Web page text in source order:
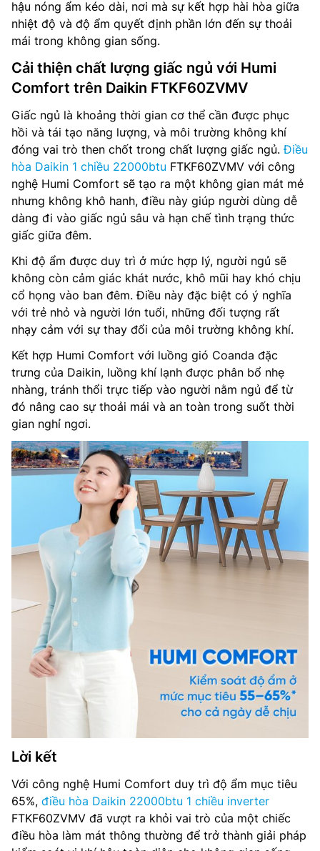
hậu nóng ẩm kéo dài, nơi mà sự kết hợp hài hòa giữa
nhiệt độ và độ ẩm quyết định phần lớn đến sự thoải
mái trong không gian sống.
Cải thiện chất lượng giấc ngủ với Humi
Comfort trên Daikin FTKF60ZVMV
Giấc ngủ là khoảng thời gian cơ thể cần được phục
hồi và tái tạo năng lượng, và môi trường không khí
đóng vai trò then chốt trong chất lượng giấc ngủ.Điều
hòa Daikin 1 chiều 22000btu FTKF60ZVMV với công
nghệ Humi Comfort sẽ tạo ra một không gian mát mẻ
nhưng không khô hanh, điều này giúp người dùng dễ
dàng đi vào giấc ngủ sâu và hạn chế tình trạng thức
giấc giữa đêm.
Khi độ ẩm được duy trì ở mức hợp lý, người ngủ sẽ
không còn cảm giác khát nước, khô mũi hay khó chịu
cổ họng vào ban đêm. Điều này đặc biệt có ý nghĩa
với trẻ nhỏ và người lớn tuổi, những đối tượng rất
nhạy cảm với sự thay đổi của môi trường không khí.
Kết hợp Humi Comfort với luồng gió Coanda đặc
trưng của Daikin, luồng khí lạnh được phân bổ nhẹ
nhàng, tránh thổi trực tiếp vào người nằm ngủ để từ
đó nâng cao sự thoải mái và an toàn trong suốt thời
gian nghỉ ngơi.
Lời kết
Với công nghệ Humi Comfort duy trì độ ẩm mục tiêu
65%, điều hòa Daikin 22000btu 1 chiều inverter
FTKF60ZVMV đã vượt ra khỏi vai trò của một chiếc
điều hòa làm mát thông thường để trở thành giải pháp